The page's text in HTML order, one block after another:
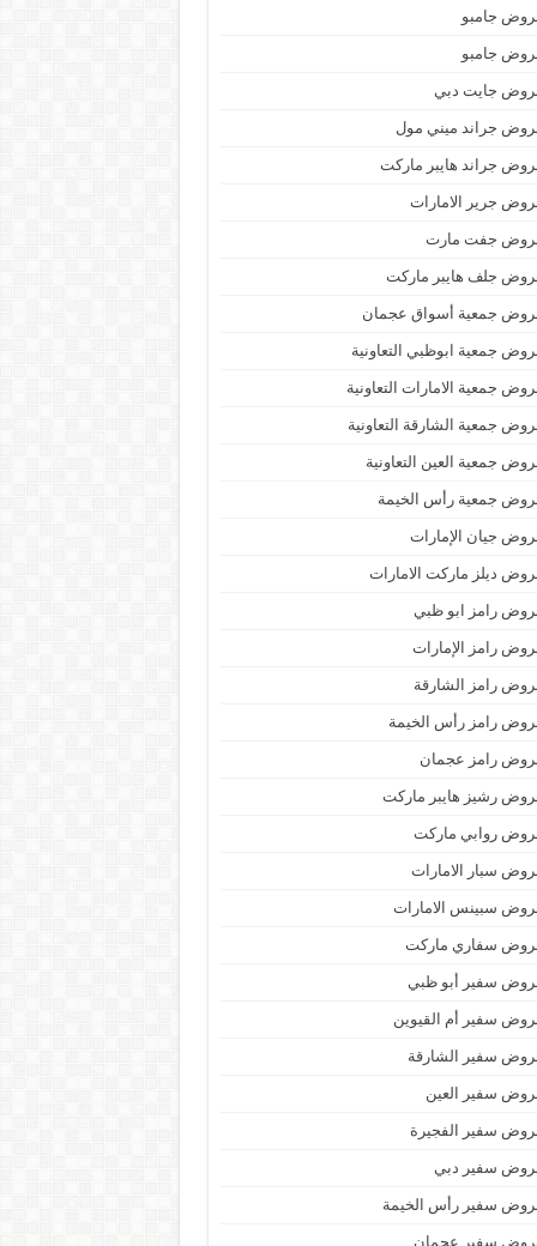
جامبو
جامبو
جايت دبي
جراند ميني مول
جراند هايبر ماركت
جرير الامارات
جفت مارت
جلف هايبر ماركت
جمعية أسواق عجمان
جمعية ابوظبي التعاونية
جمعية الامارات التعاونية
جمعية الشارقة التعاونية
جمعية العين التعاونية
جمعية رأس الخيمة
جيان الإمارات
ديلز ماركت الامارات
رامز ابو ظبي
رامز الإمارات
رامز الشارقة
رامز رأس الخيمة
رامز عجمان
رشيز هايبر ماركت
روابي ماركت
سبار الامارات
سبينس الامارات
سفاري ماركت
سفير أبو ظبي
سفير أم القيوين
سفير الشارقة
سفير العين
سفير الفجيرة
سفير دبي
سفير رأس الخيمة
سفير عجمان